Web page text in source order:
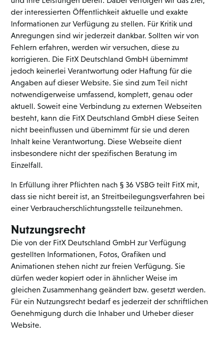
der interessierten Öffentlichkeit aktuelle und exakte
Informationen zur Verfügung zu stellen. Für Kritik und
Anregungen sind wir jederzeit dankbar. Sollten wir von
Fehlern erfahren, werden wir versuchen, diese zu
korrigieren. Die FitX Deutschland GmbH übernimmt
jedoch keinerlei Verantwortung oder Haftung für die
Angaben auf dieser Website. Sie sind zum Teil nicht
notwendigerweise umfassend, komplett, genau oder
aktuell. Soweit eine Verbindung zu externen Webseiten
besteht, kann die FitX Deutschland GmbH diese Seiten
nicht beeinflussen und übernimmt für sie und deren
Inhalt keine Verantwortung. Diese Webseite dient
insbesondere nicht der spezifischen Beratung im
Einzelfall.
In Erfüllung ihrer Pflichten nach § 36 VSBG teilt FitX mit,
dass sie nicht bereit ist, an Streitbeilegungsverfahren bei
einer Verbraucherschlichtungsstelle teilzunehmen.
Nutzungsrecht
Die von der FitX Deutschland GmbH zur Verfügung
gestellten Informationen, Fotos, Grafiken und
Animationen stehen nicht zur freien Verfügung. Sie
dürfen weder kopiert oder in ähnlicher Weise im
gleichen Zusammenhang geändert bzw. gesetzt werden.
Für ein Nutzungsrecht bedarf es jederzeit der schriftlichen
Genehmigung durch die Inhaber und Urheber dieser
Website.